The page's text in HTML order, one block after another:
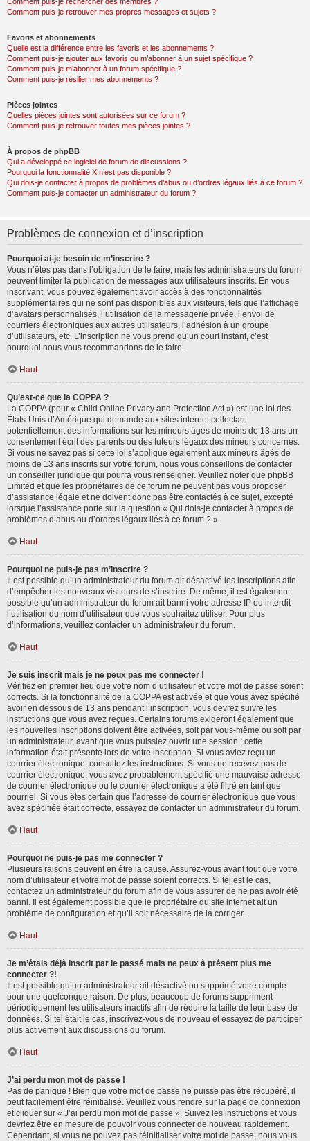
Comment puis-je retrouver mes propres messages et sujets ?
Favoris et abonnements
Quelle est la différence entre les favoris et les abonnements ?
Comment puis-je ajouter aux favoris ou m’abonner à un sujet spécifique ?
Comment puis-je m’abonner à un forum spécifique ?
Comment puis-je résilier mes abonnements ?
Pièces jointes
Quelles pièces jointes sont autorisées sur ce forum ?
Comment puis-je retrouver toutes mes pièces jointes ?
À propos de phpBB
Qui a développé ce logiciel de forum de discussions ?
Pourquoi la fonctionnalité X n’est pas disponible ?
Qui dois-je contacter à propos de problèmes d’abus ou d’ordres légaux liés à ce forum ?
Comment puis-je contacter un administrateur du forum ?
Problèmes de connexion et d’inscription
Pourquoi ai-je besoin de m’inscrire ?
Vous n’êtes pas dans l’obligation de le faire, mais les administrateurs du forum
peuvent limiter la publication de messages aux utilisateurs inscrits. En vous
inscrivant, vous pouvez également avoir accès à des fonctionnalités
supplémentaires qui ne sont pas disponibles aux visiteurs, tels que l’affichage
d’avatars personnalisés, l’utilisation de la messagerie privée, l’envoi de
courriers électroniques aux autres utilisateurs, l’adhésion à un groupe
d’utilisateurs, etc. L’inscription ne vous prend qu’un court instant, c’est
pourquoi nous vous recommandons de le faire.
Haut
Qu’est-ce que la COPPA ?
La COPPA (pour « Child Online Privacy and Protection Act ») est une loi des
États-Unis d’Amérique qui demande aux sites internet collectant
potentiellement des informations sur les mineurs âgés de moins de 13 ans un
consentement écrit des parents ou des tuteurs légaux des mineurs concernés.
Si vous ne savez pas si cette loi s’applique également aux mineurs âgés de
moins de 13 ans inscrits sur votre forum, nous vous conseillons de contacter
un conseiller juridique qui pourra vous renseigner. Veuillez noter que phpBB
Limited et que les propriétaires de ce forum ne peuvent pas vous proposer
d’assistance légale et ne doivent donc pas être contactés à ce sujet, excepté
lorsque l’assistance porte sur la question « Qui dois-je contacter à propos de
problèmes d’abus ou d’ordres légaux liés à ce forum ? ».
Haut
Pourquoi ne puis-je pas m’inscrire ?
Il est possible qu’un administrateur du forum ait désactivé les inscriptions afin
d’empêcher les nouveaux visiteurs de s’inscrire. De même, il est également
possible qu’un administrateur du forum ait banni votre adresse IP ou interdit
l’utilisation du nom d’utilisateur que vous souhaitez utiliser. Pour plus
d’informations, veuillez contacter un administrateur du forum.
Haut
Je suis inscrit mais je ne peux pas me connecter !
Vérifiez en premier lieu que votre nom d’utilisateur et votre mot de passe soient
corrects. Si la fonctionnalité de la COPPA est activée et que vous avez spécifié
avoir en dessous de 13 ans pendant l’inscription, vous devrez suivre les
instructions que vous avez reçues. Certains forums exigeront également que
les nouvelles inscriptions doivent être activées, soit par vous-même ou soit par
un administrateur, avant que vous puissiez ouvrir une session ; cette
information était présente lors de votre inscription. Si vous aviez reçu un
courrier électronique, consultez les instructions. Si vous ne recevez pas de
courrier électronique, vous avez probablement spécifié une mauvaise adresse
de courrier électronique ou le courrier électronique a été filtré en tant que
pourriel. Si vous êtes certain que l’adresse de courrier électronique que vous
avez spécifiée était correcte, essayez de contacter un administrateur du forum.
Haut
Pourquoi ne puis-je pas me connecter ?
Plusieurs raisons peuvent en être la cause. Assurez-vous avant tout que votre
nom d’utilisateur et votre mot de passe soient corrects. Si tel est le cas,
contactez un administrateur du forum afin de vous assurer de ne pas avoir été
banni. Il est également possible que le propriétaire du site internet ait un
problème de configuration et qu’il soit nécessaire de la corriger.
Haut
Je m’étais déjà inscrit par le passé mais ne peux à présent plus me
connecter ?!
Il est possible qu’un administrateur ait désactivé ou supprimé votre compte
pour une quelconque raison. De plus, beaucoup de forums suppriment
périodiquement les utilisateurs inactifs afin de réduire la taille de leur base de
données. Si tel était le cas, inscrivez-vous de nouveau et essayez de participer
plus activement aux discussions du forum.
Haut
J’ai perdu mon mot de passe !
Pas de panique ! Bien que votre mot de passe ne puisse pas être récupéré, il
peut facilement être réinitialisé. Veuillez vous rendre sur la page de connexion
et cliquer sur « J’ai perdu mon mot de passe ». Suivez les instructions et vous
devriez être en mesure de pouvoir vous connecter de nouveau rapidement.
Cependant, si vous ne pouvez pas réinitialiser votre mot de passe, nous vous